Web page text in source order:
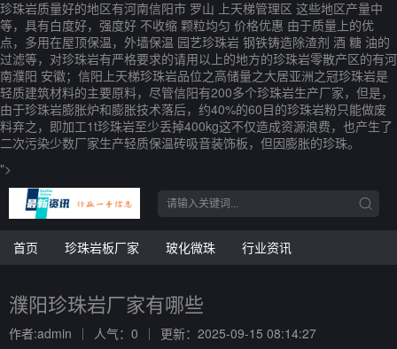
珍珠岩质量好的地区有河南信阳市 罗山 上天梯管理区 这些地区产量中
等，具有白度好，强度好 不收缩 颗粒均匀 价格优惠 由于质量上的优
点，多用在屋顶保温，外墙保温 园艺珍珠岩 钢铁铸造除渣剂 酒 糖 油的
过滤等，对珍珠岩有严格要求的请用以上的地方的珍珠岩零散产区的有河
南濮阳 安徽；信阳上天梯珍珠岩品位之高储量之大居亚洲之冠珍珠岩是
轻质建筑材料的主要原料，尽管信阳有200多个珍珠岩生产厂家，但是，
由于珍珠岩膨胀炉和膨胀技术落后，约40%的60目的珍珠岩粉只能做废
料弃之，即加工1t珍珠岩至少丢掉400kg这不仅造成资源浪费，也产生了
二次污染少数厂家生产轻质保温砖吸音装饰板，但因膨胀的珍珠。
">
首页 珍珠岩板厂家 玻化微珠 行业资讯
濮阳珍珠岩厂家有哪些
作者:admin 人气：0
更新：2025-09-15 08:14:27